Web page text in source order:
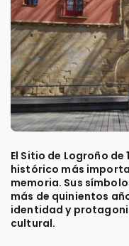
El Sitio de Logroño
histórico más
memoria. Sus
más de quinientos
identidad y
cultural.